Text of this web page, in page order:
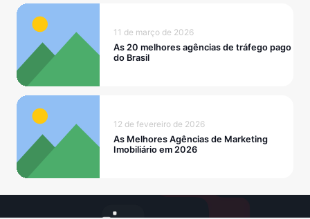
11 de março de 2026
As 20 melhores agências de tráfego pago
do Brasil
12 de fevereiro de 2026
As Melhores Agências de Marketing
Imobiliário em 2026